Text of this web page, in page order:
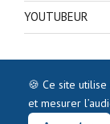
YOUTUBEUR
🍪 Ce site
et mesurer